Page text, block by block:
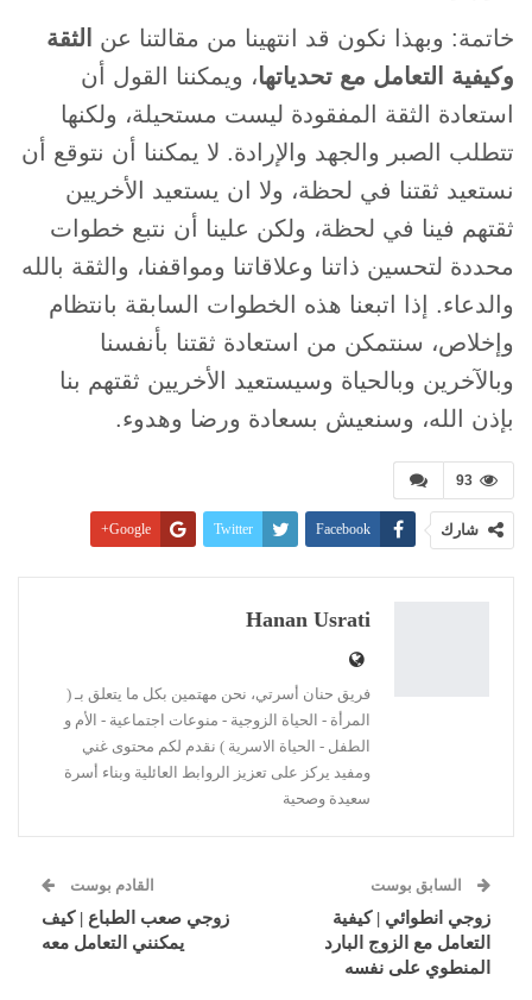
خاتمة: وبهذا نكون قد انتهينا من مقالتنا عن الثقة
وكيفية التعامل مع تحدياتها، ويمكننا القول أن
استعادة الثقة المفقودة ليست مستحيلة، ولكنها
تتطلب الصبر والجهد والإرادة. لا يمكننا أن نتوقع أن
نستعيد ثقتنا في لحظة، ولا ان يستعيد الأخريين
ثقتهم فينا في لحظة، ولكن علينا أن نتبع خطوات
محددة لتحسين ذاتنا وعلاقاتنا ومواقفنا، والثقة بالله
والدعاء. إذا اتبعنا هذه الخطوات السابقة بانتظام
وإخلاص، سنتمكن من استعادة ثقتنا بأنفسنا
وبالآخرين وبالحياة وسيستعيد الأخريين ثقتهم بنا
بإذن الله، وسنعيش بسعادة ورضا وهدوء.
93
شارك Facebook
Twitter
Google+
Linkedin
Hanan Usrati
فريق حنان أسرتي، نحن مهتمين بكل ما يتعلق بـ (
المرأة - الحياة الزوجية - منوعات اجتماعية - الأم و
الطفل - الحياة الاسرية ) نقدم لكم محتوى غني
ومفيد يركز على تعزيز الروابط العائلية وبناء أسرة
سعيدة وصحية
السابق بوست
زوجي انطوائي | كيفية
التعامل مع الزوج البارد
المنطوي على نفسه
القادم بوست
زوجي صعب الطباع | كيف
يمكنني التعامل معه